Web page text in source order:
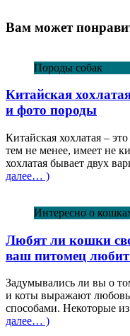
Вам может
Породы собак
Китайская
и фото породы
Китайская хохлатая –
тем не менее, имеет не
хохлатая бывает двух
далее… )
Интересно о
Любят ли кошки
ваш питомец любит
Задумывались ли вы о
и коты выражают
способами. Некоторые
далее… )